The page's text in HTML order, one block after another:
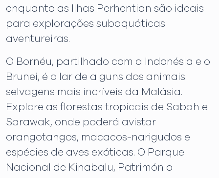
enquanto as Ilhas Perhentian são ideais
para explorações subaquáticas
aventureiras.
O Bornéu, partilhado com a Indonésia e o
Brunei, é o lar de alguns dos animais
selvagens mais incríveis da Malásia.
Explore as florestas tropicais de Sabah e
Sarawak, onde poderá avistar
orangotangos, macacos-narigudos e
espécies de aves exóticas. O Parque
Nacional de Kinabalu, Património